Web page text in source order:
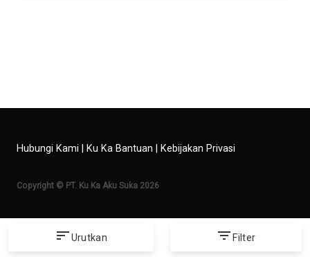
sortUrutkan filter_listFilter
Hubungi Kami Ku Ka Bantuan Kebijakan Privasi
Copyright © PT. Ku Ka Aku Suka 2026